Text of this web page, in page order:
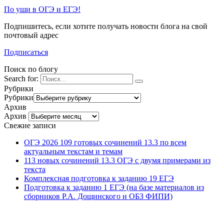
По уши в ОГЭ и ЕГЭ!
Подпишитесь, если хотите получать новости блога на свой
почтовый адрес
Подписаться
Поиск по блогу
Search for:
Рубрики
Рубрики
Архив
Архив
Свежие записи
ОГЭ 2026 109 готовых сочинений 13.3 по всем
актуальным текстам и темам
113 новых сочинений 13.3 ОГЭ с двумя примерами из
текста
Комплексная подготовка к заданию 19 ЕГЭ
Подготовка к заданию 1 ЕГЭ (на базе материалов из
сборников Р.А. Дощинского и ОБЗ ФИПИ)